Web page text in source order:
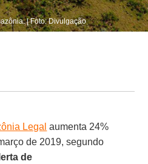
| Foto: Divulgação
Legal aumenta 24%
de 2019, segundo
de